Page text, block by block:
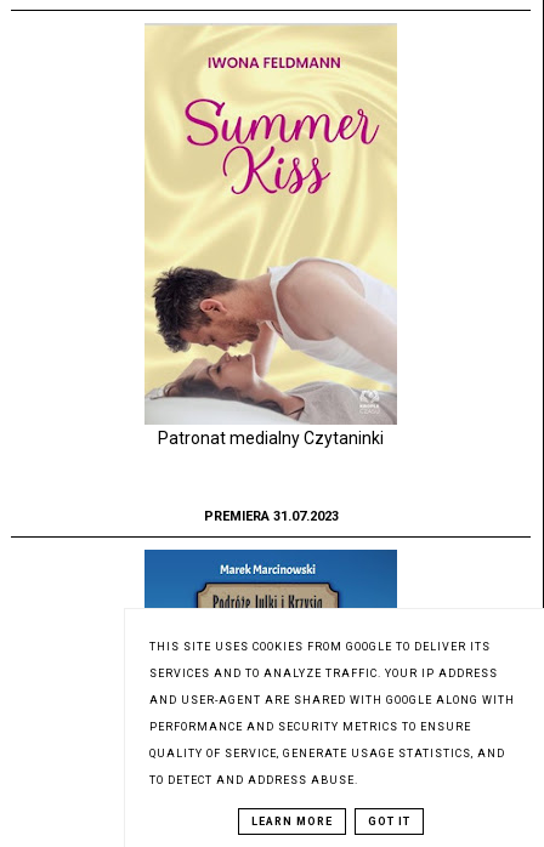
Patronat medialny Czytaninki
PREMIERA 31.07.2023
THIS SITE USES COOKIES FROM GOOGLE TO DELIVER ITS
SERVICES AND TO ANALYZE TRAFFIC. YOUR IP ADDRESS
AND USER-AGENT ARE SHARED WITH GOOGLE ALONG WITH
PERFORMANCE AND SECURITY METRICS TO ENSURE
QUALITY OF SERVICE, GENERATE USAGE STATISTICS, AND
TO DETECT AND ADDRESS ABUSE.
LEARN MORE GOT IT